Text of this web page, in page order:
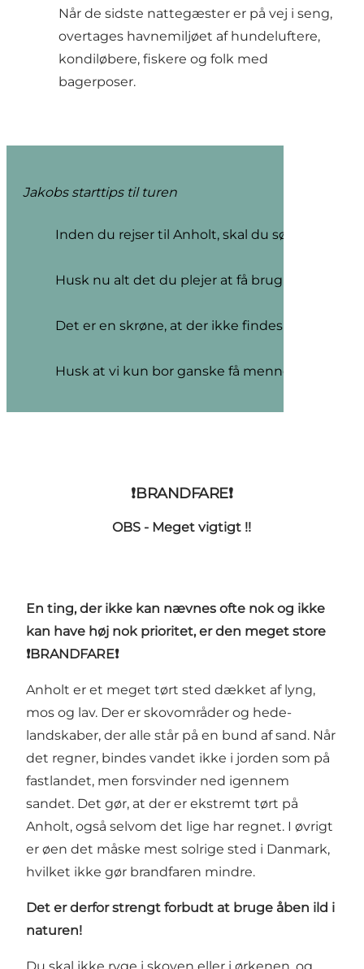
Når de sidste nattegæster er på vej i seng,
overtages havnemiljøet af hundeluftere,
kondiløbere, fiskere og folk med
bagerposer.
Jakobs starttips til turen
Inden du rejser til Anholt, skal du sørge for,
Husk nu alt det du plejer at få brug for;
Det er en skrøne, at der ikke findes biler på
Husk at vi kun bor ganske få mennesker på
❗BRANDFARE❗
OBS - Meget vigtigt !!
En ting, der ikke kan nævnes ofte nok og ikke
kan have høj nok prioritet, er den meget store
❗BRANDFARE❗
Anholt er et meget tørt sted dækket af lyng,
mos og lav. Der er skovområder og hede-
landskaber, der alle står på en bund af sand. Når
det regner, bindes vandet ikke i jorden som på
fastlandet, men forsvinder ned igennem
sandet. Det gør, at der er ekstremt tørt på
Anholt, også selvom det lige har regnet. I øvrigt
er øen det måske mest solrige sted i Danmark,
hvilket ikke gør brandfaren mindre.
Det er derfor strengt forbudt at bruge åben ild i
naturen!